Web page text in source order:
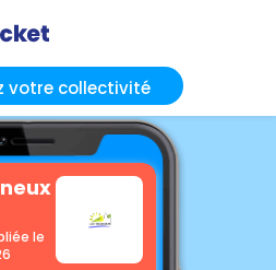
votre collectivité
le